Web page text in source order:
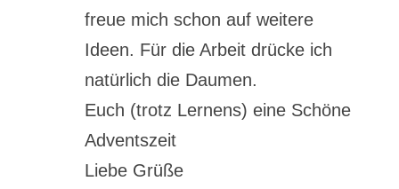
freue mich schon auf weitere
Ideen. Für die Arbeit drücke ich
natürlich die Daumen.
Euch (trotz Lernens) eine Schöne
Adventszeit
Liebe Grüße